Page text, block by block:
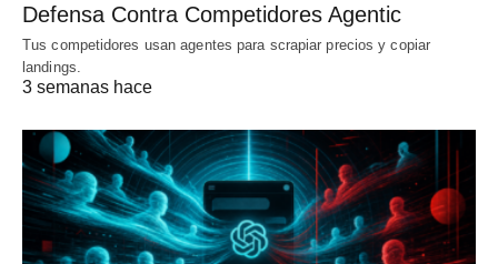
Defensa Contra Competidores Agentic
Tus competidores usan agentes para scrapiar precios y copiar
landings.
3 semanas hace